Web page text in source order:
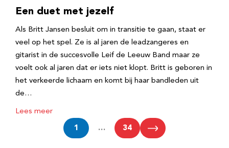
Een duet met jezelf
Als Britt Jansen besluit om in transitie te gaan, staat er
veel op het spel. Ze is al jaren de leadzangeres en
gitarist in de succesvolle Leif de Leeuw Band maar ze
voelt ook al jaren dat er iets niet klopt. Britt is geboren in
het verkeerde lichaam en komt bij haar bandleden uit
de…
Lees meer
1 … 34